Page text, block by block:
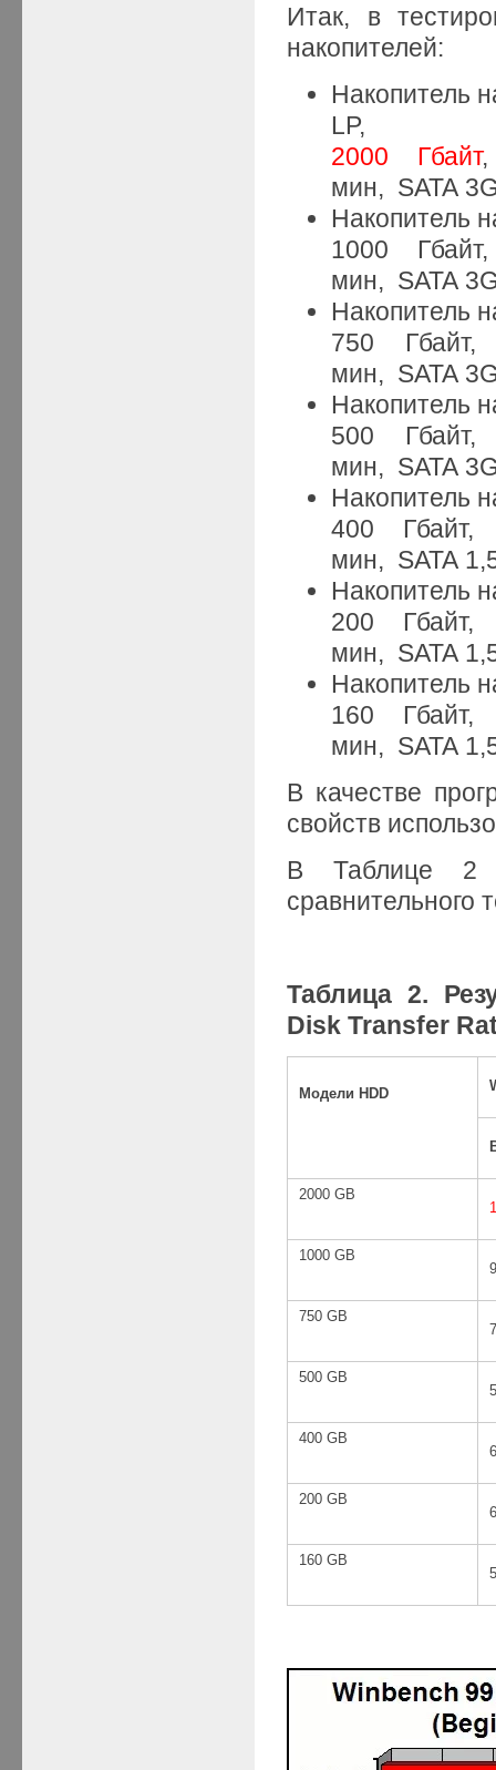
Итак, в
накопителей:
Накопитель
LP,
2000 Гбайт
мин, SATA
Накопитель
1000
мин, SATA
Накопитель
750
мин, SATA
Накопитель
500
мин, SATA
Накопитель
400
мин, SATA
Накопитель
200
мин, SATA
Накопитель
160
мин, SATA
В качестве
свойств
В Таблице 2
сравнительного
Таблица 2.
Disk Transfer
Модели HDD
2000 GB
1000 GB
750 GB
500 GB
400 GB
200 GB
160 GB